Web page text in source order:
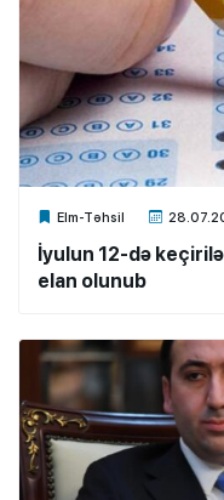
Elm-Təhsil
Xalq.Online
İyulun 12-də
elan olunub